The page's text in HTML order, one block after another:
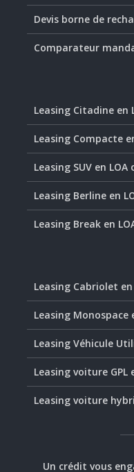
Devis borne de
Comparateur
Leasing Citadine en
Leasing Compacte
Leasing SUV en LOA
Leasing Berline en
Leasing Break en
Leasing Cabriolet en
Leasing Monospace
Leasing Véhicule
Leasing voiture GPL
Leasing voiture
Un crédit vous